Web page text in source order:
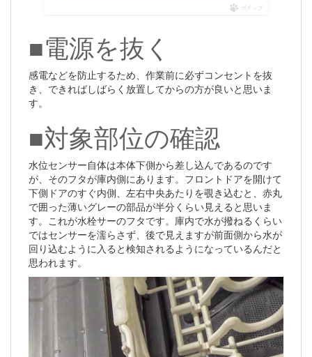
ポチップ
■電源を抜く
感電などを防止するため、作業前に必ずコンセントを抜
き、できればしばらく放置してからの方が良いと思いま
す。
■対象部位の確認
水位センサー自体は本体下側から差し込んであるのです
が、そのフタが庫内側にあります。フロントドアを開けて
下側ドアのすぐ内側、左右中央あたりを覗き込むと、赤丸
で囲った薄いグレーの部品が半分くらい見えると思いま
す。これが水栓サーのフタです。庫内で水が撥ねるくらい
ではセンサーを濡らさず、後で見えますが前面側から水が
回り込むように入ると検知されるようになっているんだと
思われます。